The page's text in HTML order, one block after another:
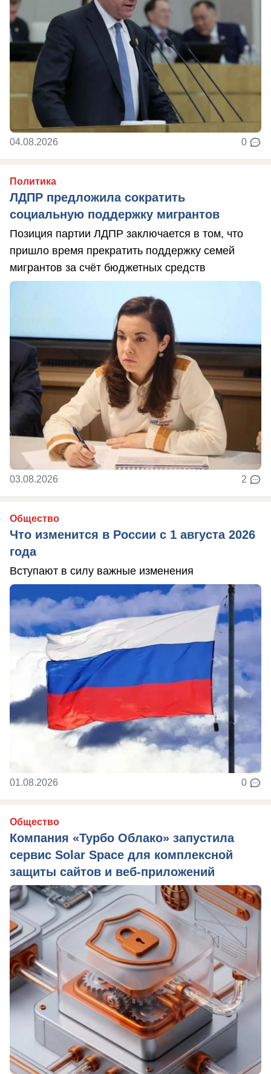
04.08.2026 0
Политика
ЛДПР предложила сократить
социальную поддержку мигрантов
Позиция партии ЛДПР заключается в том, что
пришло время прекратить поддержку семей
мигрантов за счёт бюджетных средств
03.08.2026 2
Общество
Что изменится в России с 1 августа 2026
года
Вступают в силу важные изменения
01.08.2026 0
Общество
Компания «Турбо Облако» запустила
сервис Solar Space для комплексной
защиты сайтов и веб-приложений